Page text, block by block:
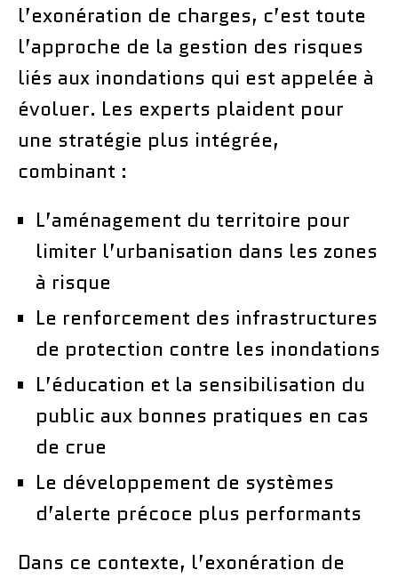
l’exonération de charges, c’est toute
l’approche de la gestion des risques
liés aux inondations qui est appelée à
évoluer. Les experts plaident pour
une stratégie plus intégrée,
combinant :
L’aménagement du territoire pour
limiter l’urbanisation dans les zones
à risque
Le renforcement des infrastructures
de protection contre les inondations
L’éducation et la sensibilisation du
public aux bonnes pratiques en cas
de crue
Le développement de systèmes
d’alerte précoce plus performants
Dans ce contexte, l’exonération de